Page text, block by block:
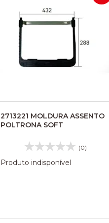
2713221 MOLDURA ASSENTO
POLTRONA SOFT
(0)
Produto indisponível